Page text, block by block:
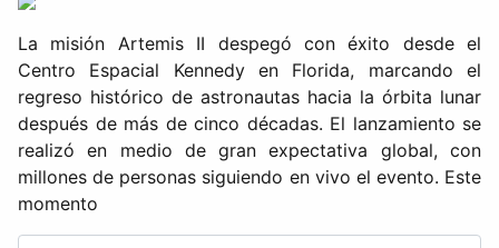
La misión Artemis II despegó con éxito desde el
Centro Espacial Kennedy en Florida, marcando el
regreso histórico de astronautas hacia la órbita lunar
después de más de cinco décadas. El lanzamiento se
realizó en medio de gran expectativa global, con
millones de personas siguiendo en vivo el evento. Este
momento